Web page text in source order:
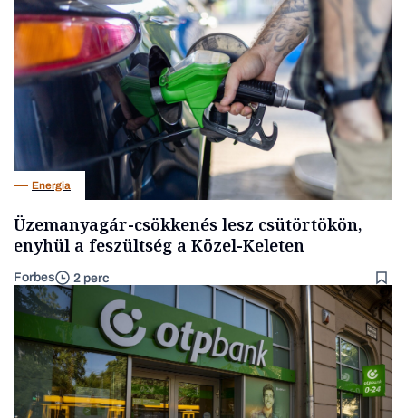
Energia
Üzemanyagár-csökkenés lesz csütörtökön,
enyhül a feszültség a Közel-Keleten
Forbes 2 perc